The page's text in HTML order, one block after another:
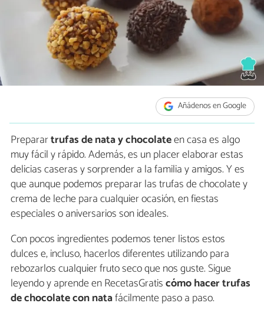
Añádenos en Google
Preparartrufas de nata y chocolateen casa es algo
muy fácil y rápido. Además, es un placer elaborar estas
delicias caseras y sorprender a la familia y amigos. Y es
que aunque podemos preparar las trufas de chocolate y
crema de leche para cualquier ocasión, en fiestas
especiales o aniversarios son ideales.
Con pocos ingredientes podemos tener listos estos
dulces e, incluso, hacerlos diferentes utilizando para
rebozarlos cualquier fruto seco que nos guste. Sigue
leyendo y aprende en RecetasGratiscómo hacer trufas
de chocolate con natafácilmente paso a paso.